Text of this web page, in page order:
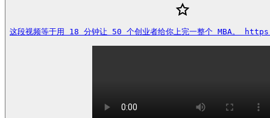
这段视频等于用 18 分钟让 50 个创业者给你上完一整个 MBA。